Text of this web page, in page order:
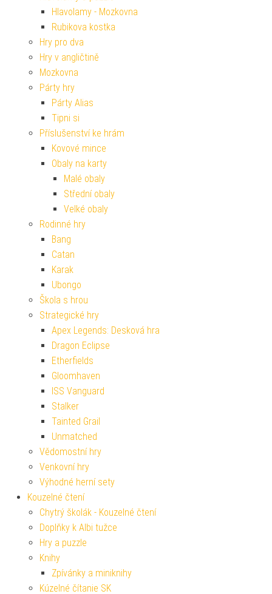
Hlavolamy - Mozkovna
Rubikova kostka
Hry pro dva
Hry v angličtině
Mozkovna
Párty hry
Párty Alias
Tipni si
Příslušenství ke hrám
Kovové mince
Obaly na karty
Malé obaly
Střední obaly
Velké obaly
Rodinné hry
Bang
Catan
Karak
Ubongo
Škola s hrou
Strategické hry
Apex Legends: Desková hra
Dragon Eclipse
Etherfields
Gloomhaven
ISS Vanguard
Stalker
Tainted Grail
Unmatched
Vědomostní hry
Venkovní hry
Výhodné herní sety
Kouzelné čtení
Chytrý školák - Kouzelné čtení
Doplňky k Albi tužce
Hry a puzzle
Knihy
Zpívánky a miniknihy
Kúzelné čítanie SK